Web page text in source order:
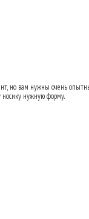
но вам нужны очень
нужную форму.